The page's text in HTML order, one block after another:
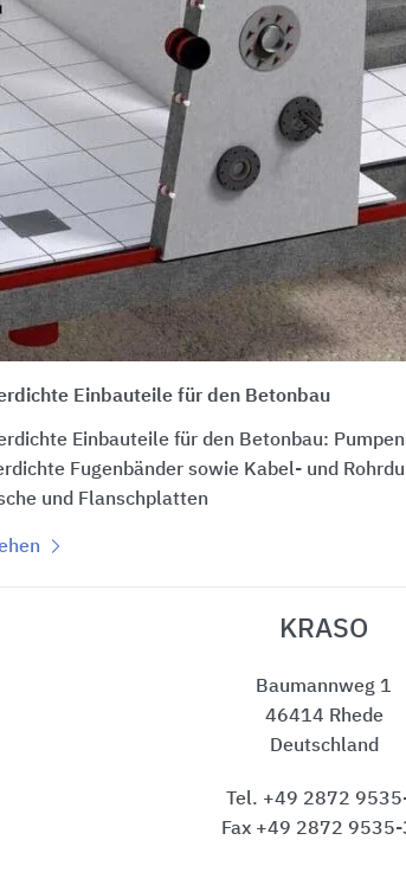
Einbauteile für den Betonbau
Einbauteile für den Betonbau:
Fugenbänder sowie Kabel- und
und Flanschplatten
KRASO
Baumannweg 1
46414 Rhede
Deutschland
Tel. +49 2872
Fax +49 2872 9535-